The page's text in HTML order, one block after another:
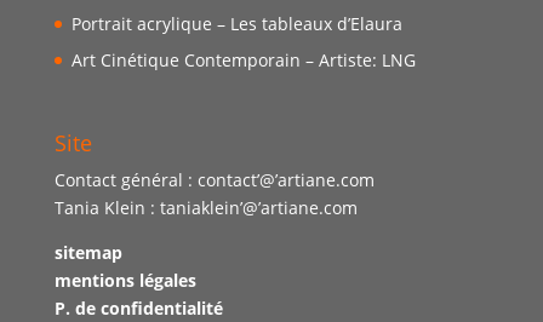
Portrait acrylique – Les tableaux d’Elaura
Art Cinétique Contemporain – Artiste: LNG
Site
Contact général : contact’@’artiane.com
Tania Klein : taniaklein’@’artiane.com
sitemap
mentions légales
P. de confidentialité